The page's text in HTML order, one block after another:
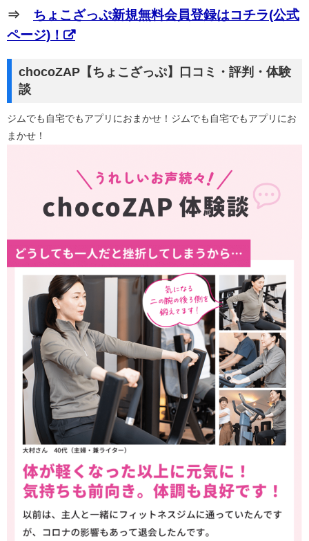
⇒ ちょこざっぷ新規無料会員登録はコチラ(公式
ページ)！
chocoZAP【ちょこざっぷ】口コミ・評判・体験
談
ジムでも自宅でもアプリにおまかせ！ジムでも自宅でもアプリにお
まかせ！